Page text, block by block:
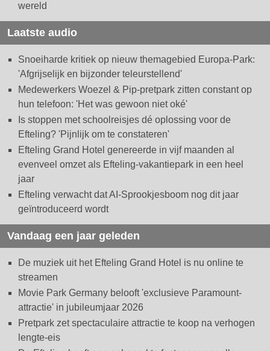
wereld
Laatste audio
Snoeiharde kritiek op nieuw themagebied Europa-Park:
'Afgrijselijk en bijzonder teleurstellend'
Medewerkers Woezel & Pip-pretpark zitten constant op
hun telefoon: 'Het was gewoon niet oké'
Is stoppen met schoolreisjes dé oplossing voor de
Efteling? 'Pijnlijk om te constateren'
Efteling Grand Hotel genereerde in vijf maanden al
evenveel omzet als Efteling-vakantiepark in een heel
jaar
Efteling verwacht dat AI-Sprookjesboom nog dit jaar
geïntroduceerd wordt
Vandaag een jaar geleden
De muziek uit het Efteling Grand Hotel is nu online te
streamen
Movie Park Germany belooft 'exclusieve Paramount-
attractie' in jubileumjaar 2026
Pretpark zet spectaculaire attractie te koop na verhogen
lengte-eis